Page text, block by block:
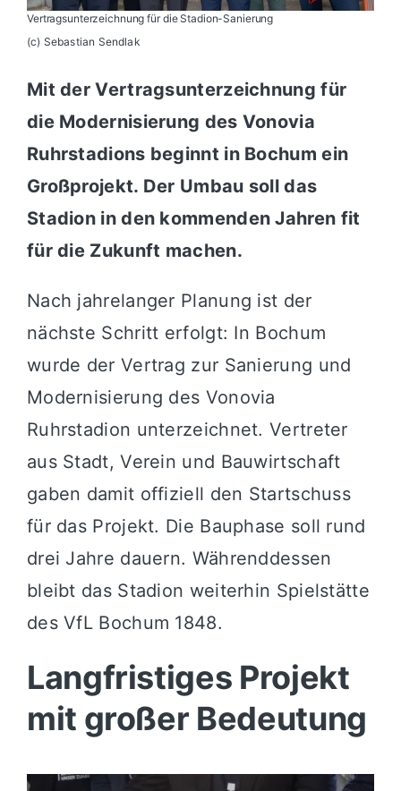
Vertragsunterzeichnung für die Stadion-Sanierung
(c) Sebastian Sendlak
Mit der Vertragsunterzeichnung für
die Modernisierung des Vonovia
Ruhrstadions beginnt in Bochum ein
Großprojekt. Der Umbau soll das
Stadion in den kommenden Jahren fit
für die Zukunft machen.
Nach jahrelanger Planung ist der
nächste Schritt erfolgt: In Bochum
wurde der Vertrag zur Sanierung und
Modernisierung des Vonovia
Ruhrstadion unterzeichnet. Vertreter
aus Stadt, Verein und Bauwirtschaft
gaben damit offiziell den Startschuss
für das Projekt. Die Bauphase soll rund
drei Jahre dauern. Währenddessen
bleibt das Stadion weiterhin Spielstätte
desVfL Bochum 1848.
Langfristiges Projekt
mit großer Bedeutung